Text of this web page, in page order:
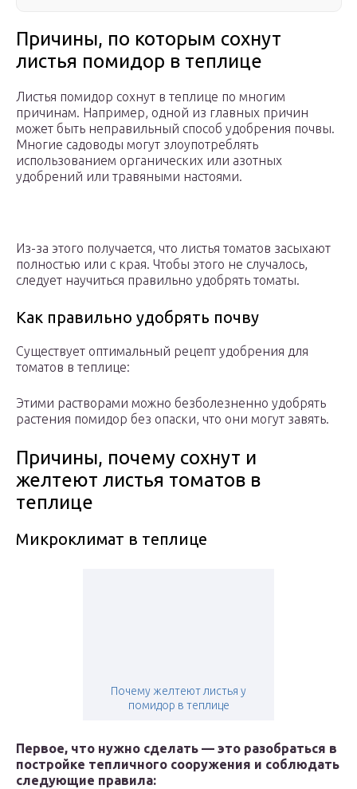
Причины, по которым сохнут
листья помидор в теплице
Листья помидор сохнут в теплице по многим
причинам. Например, одной из главных причин
может быть неправильный способ удобрения почвы.
Многие садоводы могут злоупотреблять
использованием органических или азотных
удобрений или травяными настоями.
Из-за этого получается, что листья томатов засыхают
полностью или с края. Чтобы этого не случалось,
следует научиться правильно удобрять томаты.
Как правильно удобрять почву
Существует оптимальный рецепт удобрения для
томатов в теплице:
Этими растворами можно безболезненно удобрять
растения помидор без опаски, что они могут завять.
Причины, почему сохнут и
желтеют листья томатов в
теплице
Микроклимат в теплице
Почему желтеют листья у
помидор в теплице
Первое, что нужно сделать — это разобраться в
постройке тепличного сооружения и соблюдать
следующие правила: